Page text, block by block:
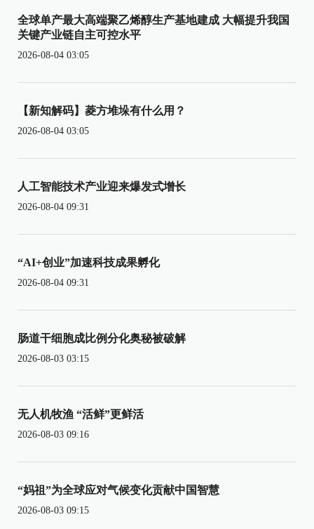
全球单产最大高端聚乙烯醇生产基地建成 大幅提升我国
关键产业链自主可控水平
2026-08-04 03:05
【新知解码】菱方堆垛有什么用？
2026-08-04 03:05
人工智能技术产业迎来爆发式增长
2026-08-04 09:31
“AI+创业”加速科技成果孵化
2026-08-04 09:31
肠道干细胞成比例分化奥秘被破解
2026-08-03 03:15
无人机牧渔 “活鲜”更鲜活
2026-08-03 09:16
“妈祖”为全球应对气候变化贡献中国智慧
2026-08-03 09:15